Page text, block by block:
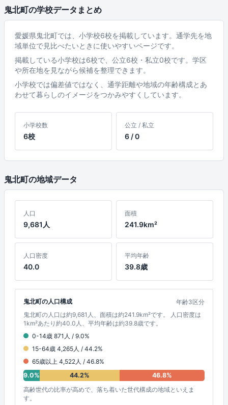
鬼北町の学校データまとめ
愛媛県鬼北町では、小学校6校を掲載しています。通学先を地
域単位で見比べたいときに使いやすいページです。
掲載している小学校は6校で、公立6校・私立0校です。学区
や所在地を見ながら候補を整理できます。
小学校では偏差値ではなく、通学距離や地域の年齢構成とあ
わせて暮らしのイメージをつかみやすくしています。
小学校数
6校
公立 / 私立
6 / 0
鬼北町の地域データ
人口
9,681人
面積
241.9km²
人口密度
40.0
平均年齢
39.8歳
鬼北町の人口構成
年齢3区分
鬼北町の人口は約9,681人、面積は約241.9km²です。 人口密度は
1km²あたり約40.0人、平均年齢は約39.8歳です。
0-14歳 871人 / 9.0%
15-64歳 4,265人 / 44.2%
65歳以上 4,522人 / 46.8%
9.0%
44.2%
46.8%
高齢世代の比率が高めで、落ち着いた世代構成の地域といえま
す。